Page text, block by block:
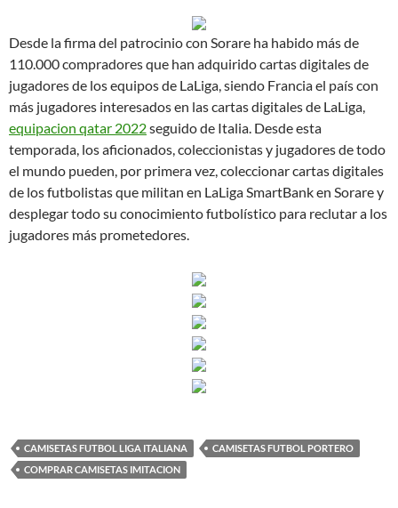
Desde la firma del patrocinio con Sorare ha habido más de
110.000 compradores que han adquirido cartas digitales de
jugadores de los equipos de LaLiga, siendo Francia el país con
más jugadores interesados en las cartas digitales de LaLiga,
equipacion qatar 2022seguido de Italia. Desde esta
temporada, los aficionados, coleccionistas y jugadores de todo
el mundo pueden, por primera vez, coleccionar cartas digitales
de los futbolistas que militan en LaLiga SmartBank en Sorare y
desplegar todo su conocimiento futbolístico para reclutar a los
jugadores más prometedores.
CAMISETAS FUTBOL LIGA ITALIANA
CAMISETAS FUTBOL PORTERO
COMPRAR CAMISETAS IMITACION